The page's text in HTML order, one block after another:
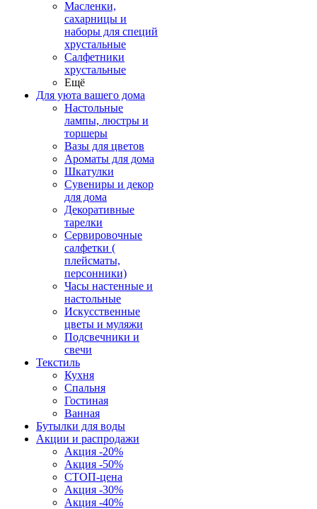
Масленки,
сахарницы и
наборы для специй
хрустальные
Салфетники
хрустальные
Ещё
Для уюта вашего дома
Настольные
лампы, люстры и
торшеры
Вазы для цветов
Ароматы для дома
Шкатулки
Сувениры и декор
для дома
Декоративные
тарелки
Сервировочные
салфетки (
плейсматы,
персонники)
Часы настенные и
настольные
Искусственные
цветы и муляжи
Подсвечники и
свечи
Текстиль
Кухня
Спальня
Гостиная
Ванная
Бутылки для воды
Акции и распродажи
Акция -20%
Акция -50%
СТОП-цена
Акция -30%
Акция -40%